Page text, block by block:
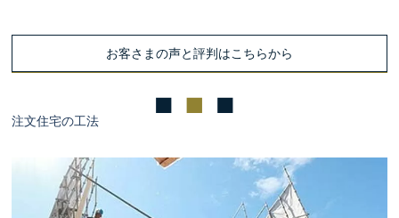
お客さまの声と評判はこちらから
注文住宅の工法